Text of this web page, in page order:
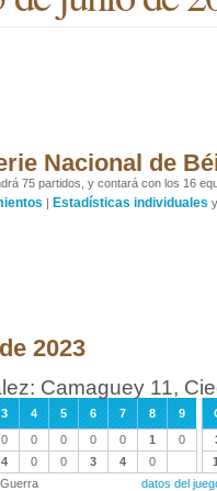
Nacional de
75 partidos, y contará con los 16
| Estadísticas individuales
2023
Camaguey 11,
3 4 5 6 7 8 9
0 0 0 0 0 1 0
4 0 0 3 4 0
datos del